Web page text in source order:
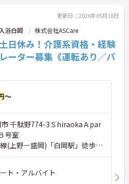
更新日：2026年05月18日
浴白岡 株式会社ASCare
日休み！介護系資格・経験
ーター募集《運転あり／パ
～
市 千駄野774-3ＳhiraokaＡpar
号室
(上野－盛岡)「白岡駅」徒歩5
ト・アルバイト